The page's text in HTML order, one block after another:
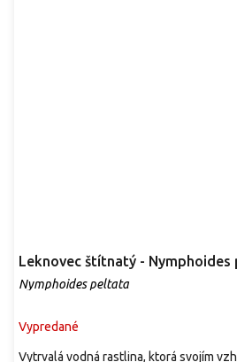
Leknovec štítnatý -
Nymphoides peltata
Vypredané
Vytrvalá vodná rastlina, ktorá svojím